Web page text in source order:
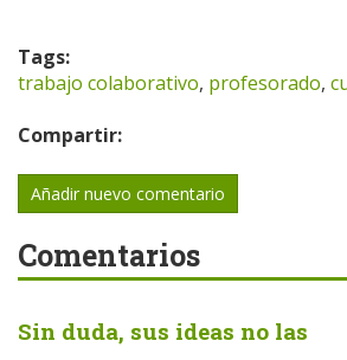
Tags:
trabajo colaborativo, profesorado,
Compartir:
Añadir nuevo comentario
Comentarios
Sin duda, sus ideas no las